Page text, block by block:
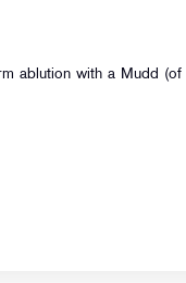
ablution with a Mudd (of